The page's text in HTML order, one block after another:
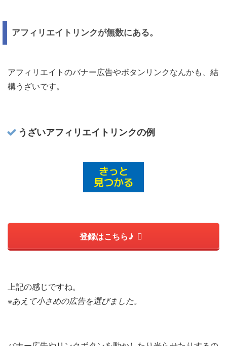
アフィリエイトリンクが無数にある。
アフィリエイトのバナー広告やボタンリンクなんかも、結
構うざいです。
うざいアフィリエイトリンクの例
登録はこちら♪
上記の感じですね。
※あえて小さめの広告を選びました。